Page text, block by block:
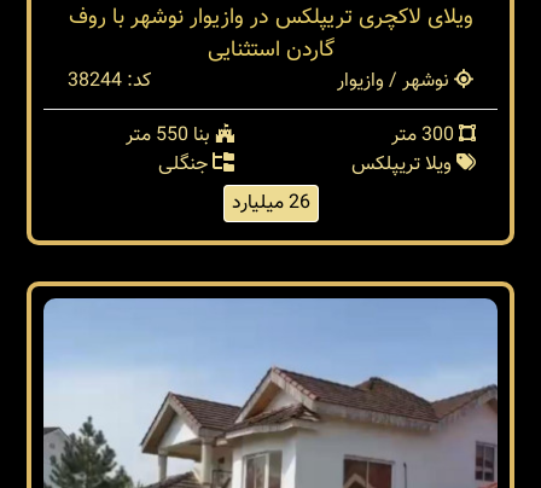
ویلای لاکچری تریپلکس در وازیوار نوشهر با روف
گاردن استثنایی
نوشهر / وازیوار
کد: 38244
بنا 550 متر
ویلا تریپلکس
جنگلی
26 میلیارد